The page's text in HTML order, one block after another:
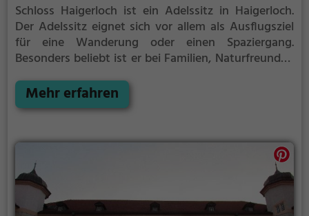
Schloss Haigerloch ist ein Adelssitz in Haigerloch.
Der Adelssitz eignet sich vor allem als Ausflugsziel
für eine Wanderung oder einen Spaziergang.
Besonders beliebt ist er bei Familien, Naturfreunden
historische Aspekte aus längst vergangenen Zeiten
und bietet einen kleinen Einblick in die Geschichte.
Mehr erfahren